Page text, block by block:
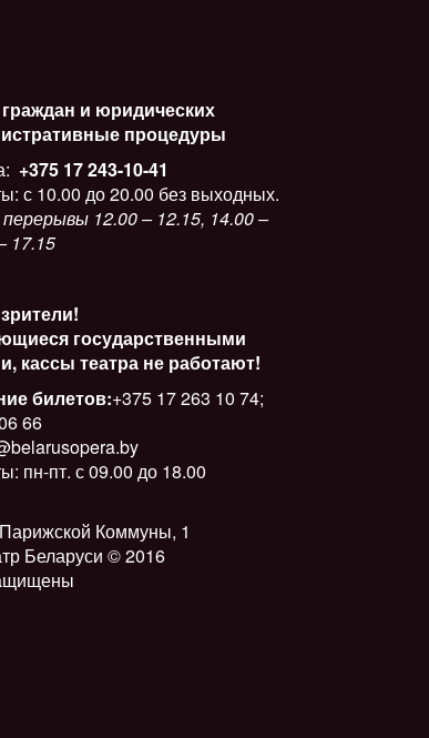
и юридических
процедуры
+375 17 243-10-41
с 10.00 до 20.00 без выходных.
перерывы 12.00 – 12.15, 14.00 –
17.15
государственными
кассы театра не работают!
билетов:+375 17 263 10 74;
66
пн-пт. с 09.00 до 18.00
Коммуны, 1
Беларуси © 2016